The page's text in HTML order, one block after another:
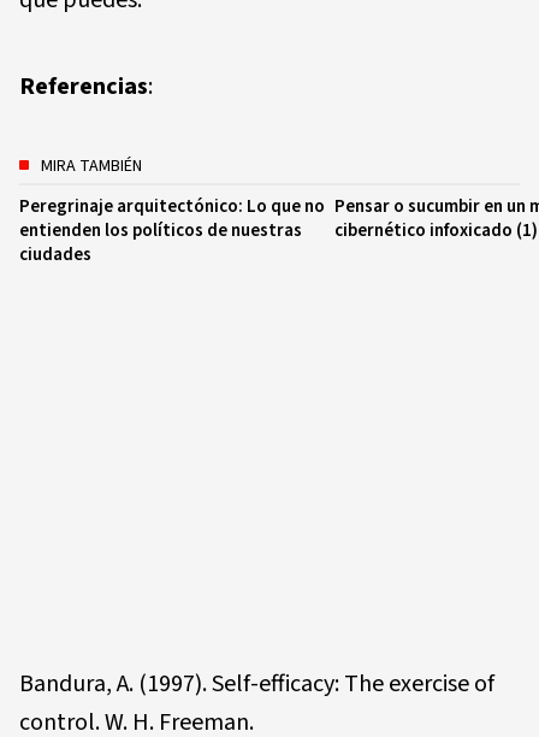
Referencias:
MIRA TAMBIÉN
Peregrinaje arquitectónico: Lo que no
entienden los políticos de nuestras
ciudades
Pensar o sucumbir en un
cibernético infoxicado (1)
Bandura, A. (1997). Self-efficacy: The exercise of
control. W. H. Freeman.